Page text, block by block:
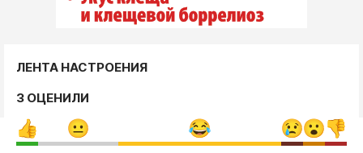
ЛЕНТА НАСТРОЕНИЯ
3 ОЦЕНИЛИ